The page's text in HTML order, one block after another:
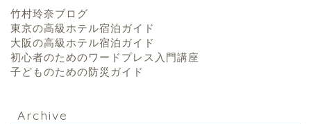
竹村玲奈ブログ
東京の高級ホテル宿泊ガイド
大阪の高級ホテル宿泊ガイド
初心者のためのワードプレス入門講座
子どものための防災ガイド
Archive